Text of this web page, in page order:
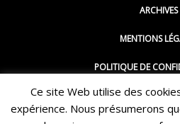
ARCHIVES
MENTIONS
POLITIQUE DE
CGU
Ce site Web utilise des
expérience. Nous présumerons